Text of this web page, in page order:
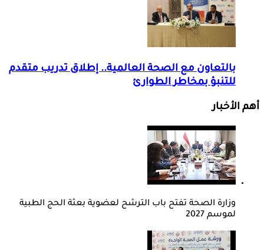
بالتعاون مع الصحة العالمية.. إطلاق تدريب متقدم
للتنبؤ بمخاطر الطوارئ
أهم الأخبار
وزارة الصحة تفتح باب الترشح لعضوية بعثة الحج الطبية
لموسم 2027